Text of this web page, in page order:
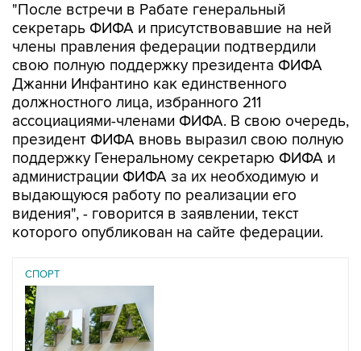
"После встречи в Рабате генеральный
секретарь ФИФА и присутствовавшие на ней
члены правления федерации подтвердили
свою полную поддержку президента ФИФА
Джанни Инфантино как единственного
должностного лица, избранного 211
ассоциациями-членами ФИФА. В свою очередь,
президент ФИФА вновь выразил свою полную
поддержку Генеральному секретарю ФИФА и
администрации ФИФА за их необходимую и
выдающуюся работу по реализации его
видения", - говорится в заявлении, текст
которого опубликован на сайте федерации.
СПОРТ